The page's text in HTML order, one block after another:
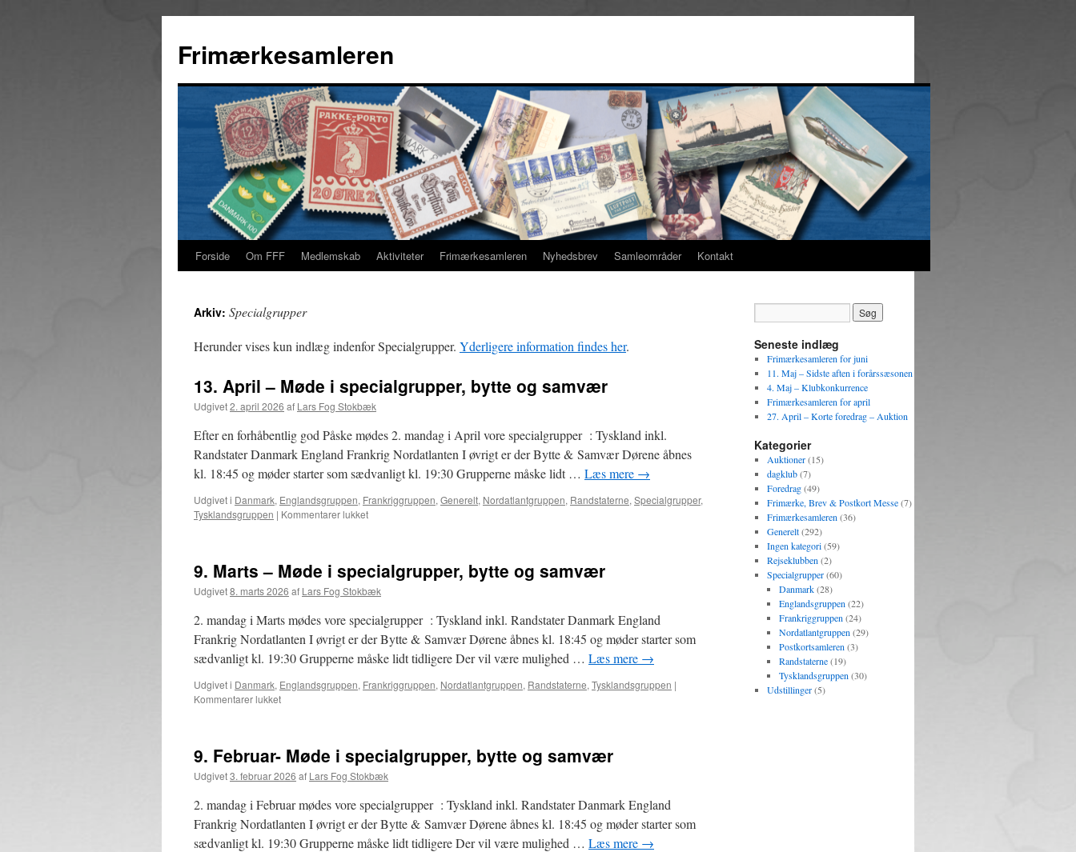
indhold
Frimærkesamleren
Forside Om FFF Medlemskab Aktiviteter Frimærkesamleren Nyhedsbrev Samleområder Kontakt
Arkiv: Specialgrupper
Herunder vises kun indlæg indenfor Specialgrupper. Yderligere information findes her.
13. April – Møde i specialgrupper, bytte og samvær
Udgivet2. april 2026 af Lars Fog Stokbæk
Efter en forhåbentlig god Påske mødes 2. mandag i April vore specialgrupper : Tyskland inkl.
Randstater Danmark England Frankrig Nordatlanten I øvrigt er der Bytte & Samvær Dørene åbnes
kl. 18:45 og møder starter som sædvanligt kl. 19:30 Grupperne måske lidt … Læs mere →
Udgivet i Danmark, Englandsgruppen, Frankriggruppen, Generelt, Nordatlantgruppen, Randstaterne, Specialgrupper,
Tysklandsgruppen | Kommentarer lukkettil
Møde
specialgrupper,
bytte
og
samvær
9. Marts – Møde i specialgrupper, bytte og samvær
Udgivet8. marts 2026 af Lars Fog Stokbæk
2. mandag i Marts mødes vore specialgrupper : Tyskland inkl. Randstater Danmark England
Frankrig Nordatlanten I øvrigt er der Bytte & Samvær Dørene åbnes kl. 18:45 og møder starter som
sædvanligt kl. 19:30 Grupperne måske lidt tidligere Der vil være mulighed … Læs mere →
Udgivet i Danmark, Englandsgruppen, Frankriggruppen, Nordatlantgruppen, Randstaterne, Tysklandsgruppen |
Kommentarer lukkettil
Møde
i
specialgrupper,
og
samvær
9. Februar- Møde i specialgrupper, bytte og samvær
Udgivet3. februar 2026 af Lars Fog Stokbæk
2. mandag i Februar mødes vore specialgrupper : Tyskland inkl. Randstater Danmark England
Frankrig Nordatlanten I øvrigt er der Bytte & Samvær Dørene åbnes kl. 18:45 og møder starter som
sædvanligt kl. 19:30 Grupperne måske lidt tidligere Der vil være mulighed … Læs mere →
Seneste indlæg
Frimærkesamleren for juni
11. Maj – Sidste aften i forårssæsonen
4. Maj – Klubkonkurrence
Frimærkesamleren for april
27. April – Korte foredrag – Auktion
Kategorier
Auktioner(15)
dagklub(7)
Foredrag(49)
Frimærke, Brev & Postkort Messe(7)
Frimærkesamleren (36)
Generelt(292)
Ingen kategori(59)
Rejseklubben (2)
Specialgrupper(60)
Danmark(28)
Englandsgruppen (22)
Frankriggruppen (24)
Nordatlantgruppen (29)
Postkortsamleren (3)
Randstaterne(19)
Tysklandsgruppen (30)
Udstillinger(5)